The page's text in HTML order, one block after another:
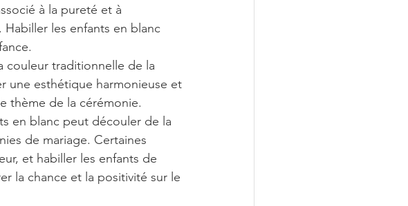
à la pureté et à
les enfants en blanc
couleur traditionnelle de la
une esthétique harmonieuse et
thème de la cérémonie.
en blanc peut découler de la
de mariage. Certaines
et habiller les enfants de
la chance et la positivité sur le